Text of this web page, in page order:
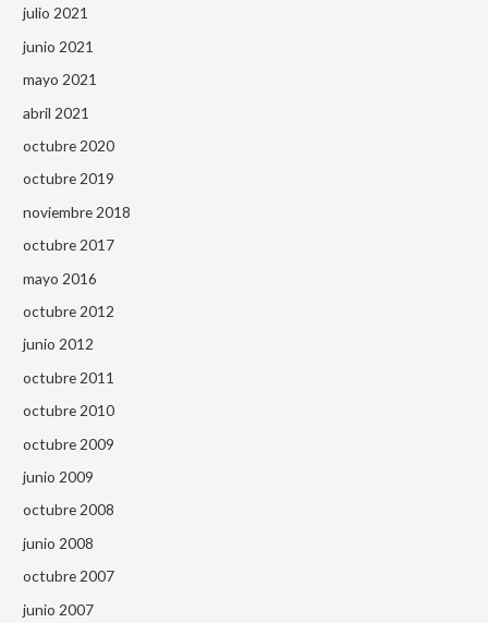
julio 2021
junio 2021
mayo 2021
abril 2021
octubre 2020
octubre 2019
noviembre 2018
octubre 2017
mayo 2016
octubre 2012
junio 2012
octubre 2011
octubre 2010
octubre 2009
junio 2009
octubre 2008
junio 2008
octubre 2007
junio 2007